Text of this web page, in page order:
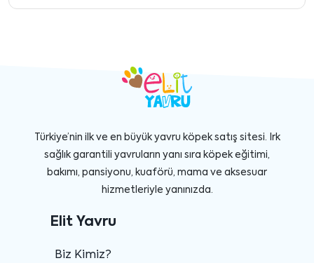
Türkiye’nin ilk ve en büyük yavru köpek satış sitesi. Irk
sağlık garantili yavruların yanı sıra köpek eğitimi,
bakımı, pansiyonu, kuaförü, mama ve aksesuar
hizmetleriyle yanınızda.
Elit Yavru
Biz Kimiz?